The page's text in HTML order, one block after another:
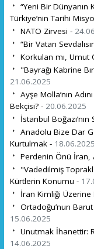
“Yeni Bir Dünyanın
Türkiye’nin Tarihi
NATO Zirvesi -
“Bir Vatan
Korkulan mı, Umut
"Bayrağı Kabrine
21.06.2025
Ayşe Molla’nın
Bekçisi? - 20.06.2025
İstanbul
Anadolu Bize Dar
Kurtulmak - 18.06.2025
Perdenin Önü İran,
"Vadedilmiş
Kürtlerin Konumu -
İran Kimliği
Ortadoğu’nun Barut
15.06.2025
Unutmak İhanettir:
14.06.2025